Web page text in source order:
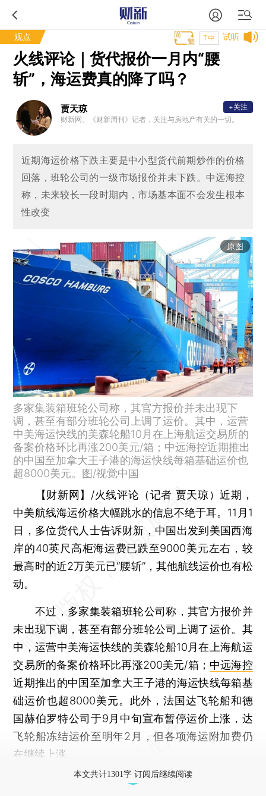
观点 试听
T中
火线评论｜货代报价一月内“腰
斩”，海运费真的降了吗？
贾天琼
财新网、《财新周刊》记者，关注与房地产有关的一切。
+关注
近期海运价格下跌主要是中小型货代前期炒作的价格
回落，班轮公司的一级市场报价并未下跌。中远海控
称，未来较长一段时期内，市场基本面不会发生根本
性改变
原图
多家集装箱班轮公司称，其官方报价并未出现下
调，甚至有部分班轮公司上调了运价。其中，运营
中美海运快线的美森轮船10月在上海航运交易所的
备案价格环比再涨200美元/箱；中远海控近期推出
的中国至加拿大王子港的海运快线每箱基础运价也
超8000美元。图/视觉中国
【财新网】 /火线评论 （记者 贾天琼）近期，
中美航线海运价格大幅跳水的信息不绝于耳。11月1
日，多位货代人士告诉财新，中国出发到美国西海
岸的40英尺高柜海运费已跌至9000美元左右，较
最高时的近2万美元已“腰斩”，其他航线运价也有松
动。
不过，多家集装箱班轮公司称，其官方报价并
未出现下调，甚至有部分班轮公司上调了运价。其
中，运营中美海运快线的美森轮船10月在上海航运
交易所的备案价格环比再涨200美元/箱； 中远海控
近期推出的中国至加拿大王子港的海运快线每箱基
础运价也超8000美元。此外，法国达飞轮船和德
国赫伯罗特公司于9月中旬宣布暂停运价上涨，达
飞轮船冻结运价至明年2月，但各项海运附加费仍
在继续上涨。
本文共计1301字 订阅后继续阅读